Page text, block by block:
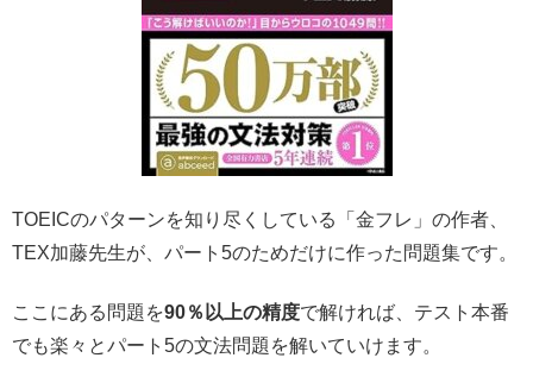
TOEICのパターンを知り尽くしている「金フレ」の作者、
TEX加藤先生が、パート5のためだけに作った問題集です。
ここにある問題を90％以上の精度で解ければ、テスト本番
でも楽々とパート5の文法問題を解いていけます。